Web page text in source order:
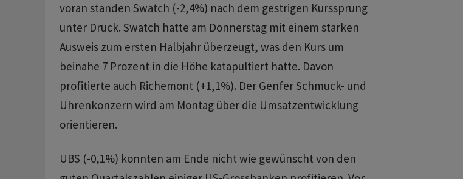
voran standen Swatch (-2,4%) nach dem gestrigen Kurssprung
unter Druck. Swatch hatte am Donnerstag mit einem starken
Ausweis zum ersten Halbjahr überzeugt, was den Kurs um
beinahe 7 Prozent in die Höhe katapultiert hatte. Davon
profitierte auch Richemont (+1,1%). Der Genfer Schmuck- und
Uhrenkonzern wird am Montag über die Umsatzentwicklung
orientieren.
UBS (-0,1%) konnten am Ende nicht wie gewünscht von den